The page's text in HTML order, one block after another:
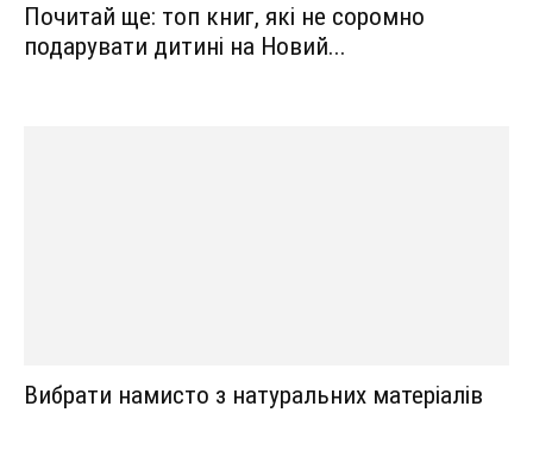
Почитай ще: топ книг, які не соромно
подарувати дитині на Новий...
Вибрати намисто з натуральних матеріалів